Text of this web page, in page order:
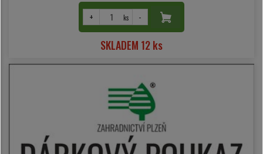
+ ks -
SKLADEM 12 ks